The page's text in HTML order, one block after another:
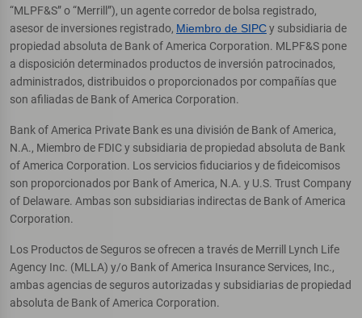
“MLPF&S” o “Merrill”), un agente corredor de bolsa registrado,
asesor de inversiones registrado, Miembro de SIPCy subsidiaria de
propiedad absoluta de Bank of America Corporation. MLPF&S pone
a disposición determinados productos de inversión patrocinados,
administrados, distribuidos o proporcionados por compañías que
son afiliadas de Bank of America Corporation.
Bank of America Private Bank es una división de Bank of America,
N.A., Miembro de FDIC y subsidiaria de propiedad absoluta de Bank
of America Corporation. Los servicios fiduciarios y de fideicomisos
son proporcionados por Bank of America, N.A. y U.S. Trust Company
of Delaware. Ambas son subsidiarias indirectas de Bank of America
Corporation.
Los Productos de Seguros se ofrecen a través de Merrill Lynch Life
Agency Inc. (MLLA) y/o Bank of America Insurance Services, Inc.,
ambas agencias de seguros autorizadas y subsidiarias de propiedad
absoluta de Bank of America Corporation.